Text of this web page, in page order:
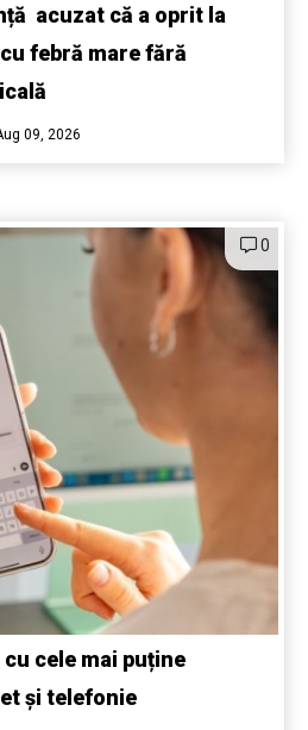
acuzat că a oprit la
febră mare fără
09, 2026
0
cele mai puține
și telefonie